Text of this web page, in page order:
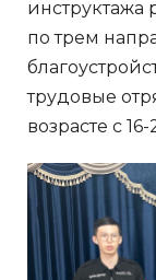
инструктажа
по трем
трудовые
возрасте с 16-